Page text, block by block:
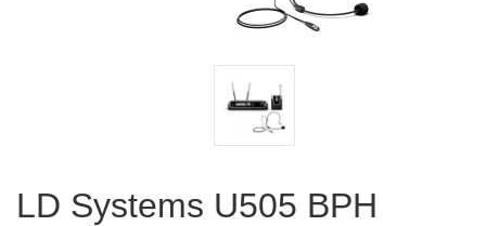
LD Systems U505 BPH